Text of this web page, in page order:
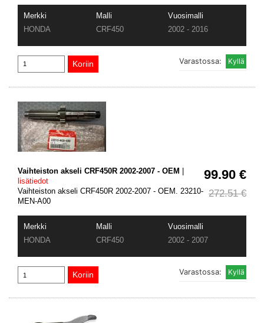
Merkki Malli
Vuosimalli
HONDA
CRF450 2002 - 2016
Varastossa:
99.90 €
272.51 €
Vaihteiston akseli CRF450R 2002-2007 - OEM
lisätiedot
Vaihteiston akseli CRF450R 2002-2007 - OEM. 23210-
MEN-A00
Merkki Malli
Vuosimalli
HONDA
CRF450 2002 - 2007
Varastossa: